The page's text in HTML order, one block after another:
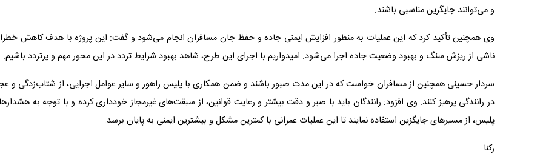
و می‌توانند جایگزین مناسبی باشند.
وی همچنین تأکید کرد که این عملیات به منظور افزایش ایمنی جاده و حفظ جان مسافران انجام می‌شود و گفت: این پروژه با هدف کاهش
ناشی از ریزش سنگ و بهبود وضعیت جاده اجرا می‌شود. امیدواریم با اجرای این طرح، شاهد بهبود شرایط تردد در این محور مهم و پرتردد باشیم.
سردار حسینی همچنین از مسافران خواست که در این مدت صبور باشند و ضمن همکاری با پلیس راهور و سایر عوامل اجرایی، از شتاب‌زدگی و
در رانندگی پرهیز کنند. وی افزود: رانندگان باید با صبر و دقت بیشتر و رعایت قوانین، از سبقت‌های غیرمجاز خودداری کرده و با توجه به
پلیس، از مسیرهای جایگزین استفاده نمایند تا این عملیات عمرانی با کمترین مشکل و بیشترین ایمنی به پایان برسد.
رکنا